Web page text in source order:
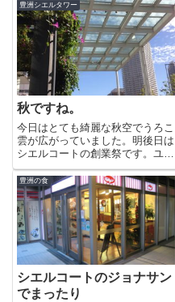
豊洲シエルタワー
秋ですね。
今日はとても綺麗な秋空でうろこ
雲が広がっていました。明後日は
シエルコートの創業祭です。ユニ
バーサルのチケットは誰の手に…
(^-^)？ユニバーサルのチケットは
誰の手に…(^-^)？
豊洲の食
シエルコートのジョナサン
でまったり